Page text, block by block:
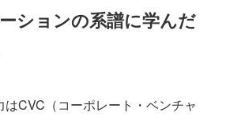
ションの系譜に学んだ
CVC（コーポレート・ベンチャ